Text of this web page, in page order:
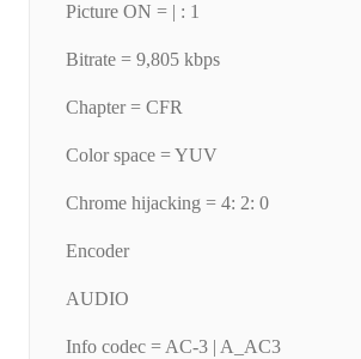
Picture ON = | : 1
Bitrate = 9,805 kbps
Chapter = CFR
Color space = YUV
Chrome hijacking = 4: 2: 0
Encoder
AUDIO
Info codec = AC-3 | A_AC3